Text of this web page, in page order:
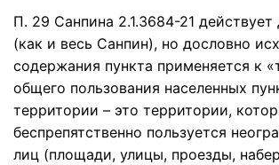
П. 29 Санпина 2.1.3684-21 действует
(как и весь Санпин), но дословно
содержания пункта применяется к
общего пользования населенных
территории – это территории,
беспрепятственно пользуется
лиц (площади, улицы, проезды,